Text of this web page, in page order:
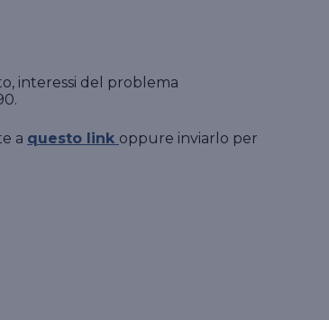
interessi del problema
a questo link oppure inviarlo per